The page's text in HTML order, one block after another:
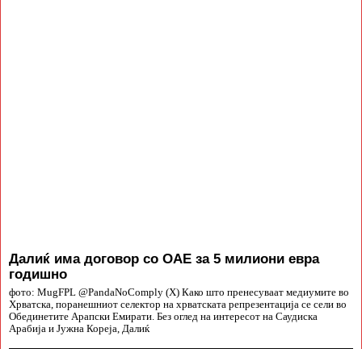
Далиќ има договор со ОАЕ за 5 милиони евра
годишно
фото: MugFPL @PandaNoComply (X) Како што пренесуваат медиумите во
Хрватска, поранешниот селектор на хрватската репрезентација се сели во
Обединетите Арапски Емирати. Без оглед на интересот на Саудиска
Арабија и Јужна Кореја, Далиќ